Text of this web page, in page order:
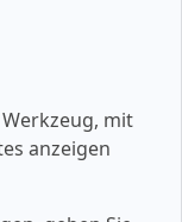
mit
anzeigen